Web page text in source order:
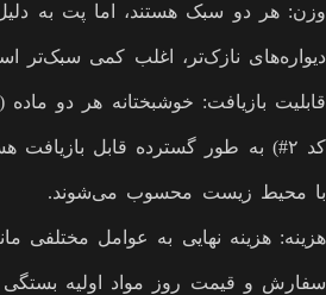
وزن: هر دو سبک هستند، اما پت به دلیل
دیواره‌های نازک‌تر، اغلب کمی سبک‌تر
کد ۲#) به طور گسترده قابل بازیافت
با محیط زیست محسوب می‌شوند.
هزینه: هزینه نهایی به عوامل مختلفی
سفارش و قیمت روز مواد اولیه بستگی